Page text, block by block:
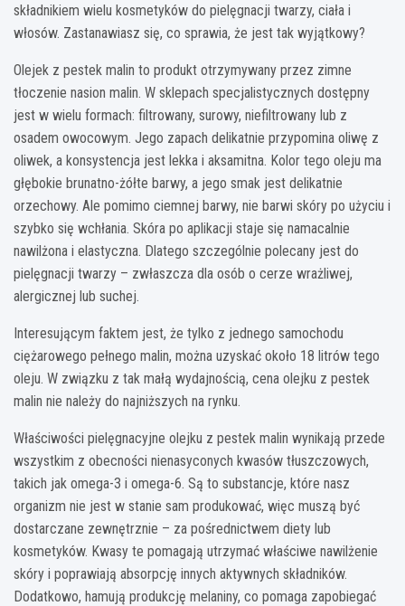
składnikiem wielu kosmetyków do pielęgnacji twarzy, ciała i
włosów. Zastanawiasz się, co sprawia, że jest tak wyjątkowy?
Olejek z pestek malin to produkt otrzymywany przez zimne
tłoczenie nasion malin. W sklepach specjalistycznych dostępny
jest w wielu formach: filtrowany, surowy, niefiltrowany lub z
osadem owocowym. Jego zapach delikatnie przypomina oliwę z
oliwek, a konsystencja jest lekka i aksamitna. Kolor tego oleju ma
głębokie brunatno-żółte barwy, a jego smak jest delikatnie
orzechowy. Ale pomimo ciemnej barwy, nie barwi skóry po użyciu i
szybko się wchłania. Skóra po aplikacji staje się namacalnie
nawilżona i elastyczna. Dlatego szczególnie polecany jest do
pielęgnacji twarzy – zwłaszcza dla osób o cerze wrażliwej,
alergicznej lub suchej.
Interesującym faktem jest, że tylko z jednego samochodu
ciężarowego pełnego malin, można uzyskać około 18 litrów tego
oleju. W związku z tak małą wydajnością, cena olejku z pestek
malin nie należy do najniższych na rynku.
Właściwości pielęgnacyjne olejku z pestek malin wynikają przede
wszystkim z obecności nienasyconych kwasów tłuszczowych,
takich jak omega-3 i omega-6. Są to substancje, które nasz
organizm nie jest w stanie sam produkować, więc muszą być
dostarczane zewnętrznie – za pośrednictwem diety lub
kosmetyków. Kwasy te pomagają utrzymać właściwe nawilżenie
skóry i poprawiają absorpcję innych aktywnych składników.
Dodatkowo, hamują produkcję melaniny, co pomaga zapobiegać